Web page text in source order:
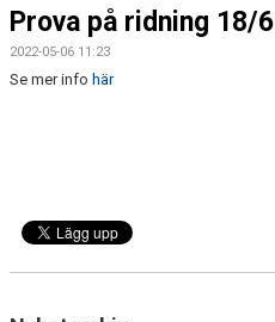
STALLPLATS
BLI SPONSOR!
Prova på ridning 18/6
2022-05-06 11:23
Se mer info här